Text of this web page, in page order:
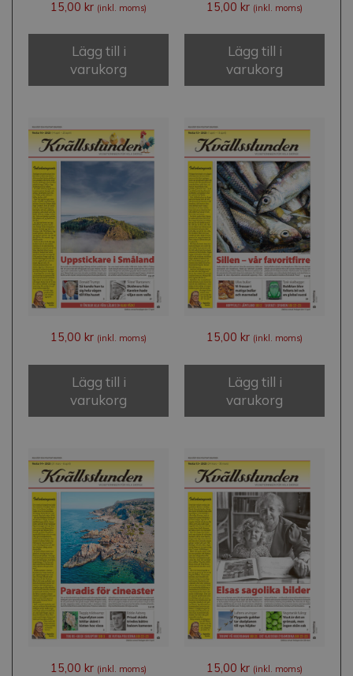
15,00 kr (inkl. moms)
Lägg till i
varukorg
15,00 kr (inkl. moms)
Lägg till i
varukorg
15,00 kr (inkl. moms)
Lägg till i
varukorg
15,00 kr (inkl. moms)
Lägg till i
varukorg
15,00 kr (inkl. moms) 15,00 kr (inkl. moms)